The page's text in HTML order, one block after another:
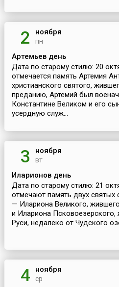
2 ноября
пн
Артемьев день
Дата по старому стилю: 20
отмечается память Артемия
христианского святого,
преданию, Артемий был
Константине Великом и его
усердную служ...
3 ноября
вт
Иларионов день
Дата по старому стилю: 21
отмечают память двух
— Илариона Великого,
и Илариона Псковоезерского,
Руси, недалеко от Чудского
4 ноября
ср